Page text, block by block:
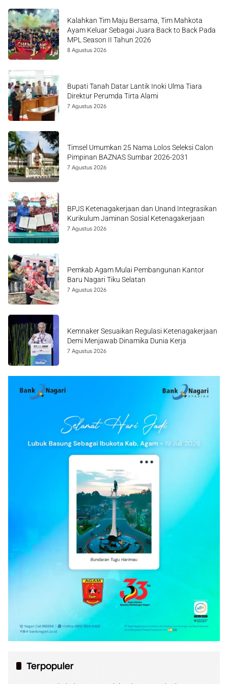
Kalahkan Tim Maju Bersama, Tim Mahkota
Ayam Keluar Sebagai Juara Back to Back Pada
MPL Season II Tahun 2026
8 Agustus 2026
Bupati Tanah Datar Lantik Inoki Ulma Tiara
Direktur Perumda Tirta Alami
7 Agustus 2026
Timsel Umumkan 25 Nama Lolos Seleksi Calon
Pimpinan BAZNAS Sumbar 2026-2031
7 Agustus 2026
BPJS Ketenagakerjaan dan Unand Integrasikan
Kurikulum Jaminan Sosial Ketenagakerjaan
7 Agustus 2026
Pemkab Agam Mulai Pembangunan Kantor
Baru Nagari Tiku Selatan
7 Agustus 2026
Kemnaker Sesuaikan Regulasi Ketenagakerjaan
Demi Menjawab Dinamika Dunia Kerja
7 Agustus 2026
Terpopuler